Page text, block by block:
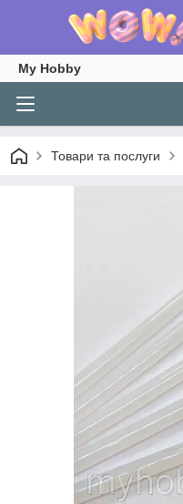
My Hobby
Товари та послуги